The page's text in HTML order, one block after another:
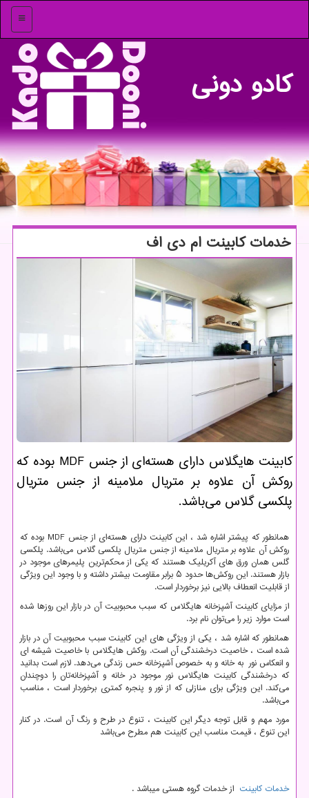
منو
كادو دونی
خدمات كابینت ام دی اف
كابینت هایگلاس دارای هسته‌ای از جنس MDF بوده كه
روكش آن علاوه بر متریال ملامینه از جنس متریال
پلكسی گلاس می‌باشد.
همانطور که پیشتر اشاره شد ، این کابینت دارای هسته‌ای از جنسMDF بوده که
روکش آن علاوه بر متریال ملامینه از جنس متریال پلکسی گلاس می‌باشد. پلکسی
گلس همان ورق ‌های آکریلیک هستند که یکی از محکم‌ترین پلیمرهای موجود در
بازار هستند. این روکش‌ها حدود ۵ برابر مقاومت بیشتر داشته و با وجود این ویژگی
از قابلیت انعطاف بالایی نیز برخوردار است.
از مزایای کابینت آشپزخانه هایگلاس که سبب محبوبیت آن در بازار این روزها شده
است موارد زیر را میتوان نام برد.
همانطور که اشاره شد ، یکی از ویژگی ‌های این کابینت سبب محبوبیت آن در بازار
شده است ، خاصیت درخشندگی آن است. روکش هایگلاس با خاصیت شیشه ای
و انعکاس نور به خانه و به خصوص آشپزخانه حس زندگی می‌دهد. لازم است بدانید
که درخشندگی کابینت هایگلاس نور موجود در خانه و آشپزخانهتان را دوچندان
میکند. این ویژگی برای منازلی که از نور و پنجره کمتری برخوردار است ، مناسب
می‌باشد.
مورد مهم و قابل توجه دیگر این کابینت ، تنوع در طرح و رنگ آن است. در کنار
این تنوع ، قیمت مناسب این کابینت هم مطرح می‌باشد
خدمات کابینت از خدمات گروه هستی میباشد .